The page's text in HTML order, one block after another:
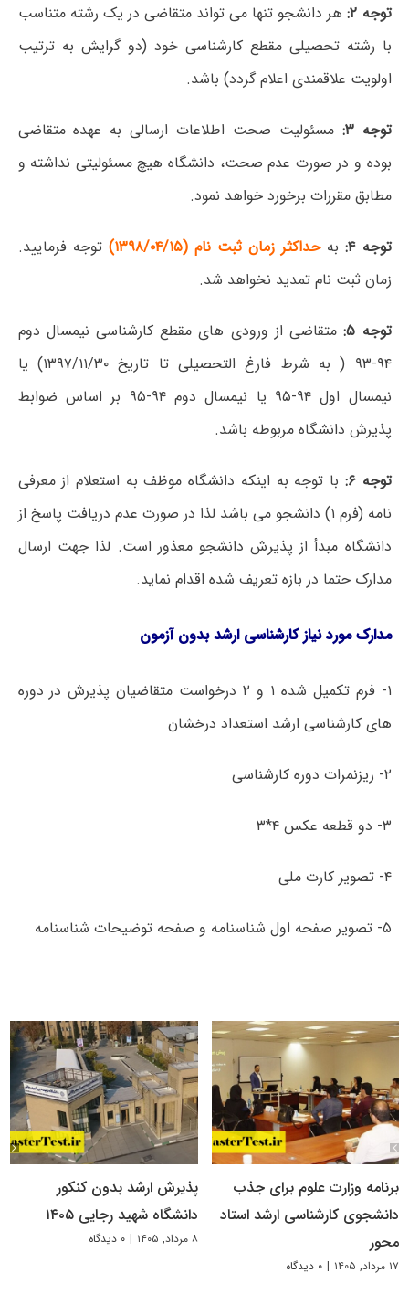
توجه ۲:
هر دانشجو تنها می تواند متقاضی در یک رشته متناسب
با رشته تحصیلی مقطع کارشناسی خود (دو گرایش به ترتیب
اولویت علاقمندی اعلام گردد) باشد.
توجه ۳:
مسئولیت صحت اطلاعات ارسالی به عهده متقاضی
بوده و در صورت عدم صحت، دانشگاه هیچ مسئولیتی نداشته و
مطابق مقررات برخورد خواهد نمود.
توجه ۴: بهحداکثر زمان ثبت نام (۱۳۹۸/۰۴/۱۵ ) توجه فرمایید.
زمان ثبت نام تمدید نخواهد شد.
توجه ۵:
متقاضی از ورودی های مقطع کارشناسی نیمسال دوم
۹۴-۹۳ ( به شرط فارغ التحصیلی تا تاریخ ۱۳۹۷/۱۱/۳۰) یا
نیمسال اول ۹۴-۹۵ یا نیمسال دوم ۹۴-۹۵ بر اساس ضوابط
پذیرش دانشگاه مربوطه باشد.
توجه ۶:
با توجه به اینکه دانشگاه موظف به استعلام از معرفی
نامه (فرم ۱) دانشجو می باشد لذا در صورت عدم دریافت پاسخ از
دانشگاه مبدأ از پذیرش دانشجو معذور است. لذا جهت ارسال
مدارک حتما در بازه تعریف شده اقدام نماید.
مدارک مورد نیاز کارشناسی ارشد بدون آزمون
۱- فرم تکمیل شده ۱ و ۲ درخواست متقاضیان پذیرش در دوره
های کارشناسی ارشد استعداد درخشان
۲- ریزنمرات دوره کارشناسی
۳- دو قطعه عکس ۴*۳
۴- تصویر کارت ملی
۵- تصویر صفحه اول شناسنامه و صفحه توضیحات شناسنامه
برنامه وزارت علوم برای جذب
دانشجوی کارشناسی ارشد استاد
محور
۱۷ مرداد, ۱۴۰۵ | ۰ دیدگاه
پذیرش ارشد بدون کنکور
دانشگاه شهید رجایی ۱۴۰۵
۸ مرداد, ۱۴۰۵ | ۰ دیدگاه